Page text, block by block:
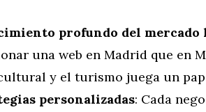
profundo del mercado
una web en Madrid que en
y el turismo juega un
personalizadas: Cada